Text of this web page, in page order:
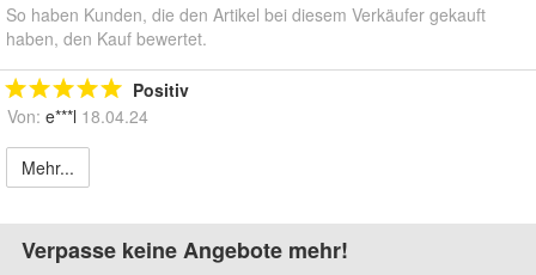
So haben Kunden, die den Artikel bei diesem Verkäufer gekauft
haben, den Kauf bewertet.
Positiv
Von: e***l 18.04.24
Mehr...
Verpasse keine Angebote mehr!